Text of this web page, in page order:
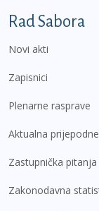
Podnožje
Rad Sabora
Novi akti
Zapisnici
Plenarne rasprave
Aktualna
Zastupnička pitanja
Zakonodavna